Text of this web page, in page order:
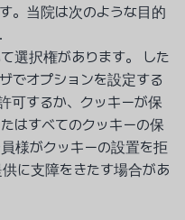
。当院は次のような目的
選択権があります。 した
でオプションを設定する
可するか、クッキーが保
はすべてのクッキーの保
様がクッキーの設置を拒
に支障をきたす場合があ